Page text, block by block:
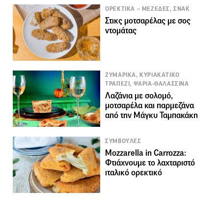
ΟΡΕΚΤΙΚΑ – ΜΕΖΕΔΕΣ, ΣΝΑΚ
Στικς μοτσαρέλας με σος
ντομάτας
ΖΥΜΑΡΙΚΑ, ΚΥΡΙΑΚΑΤΙΚΟ
ΤΡΑΠΕΖΙ, ΨΑΡΙΑ-ΘΑΛΑΣΣΙΝΑ
Λαζάνια με σολομό,
μοτσαρέλα και παρμεζάνα
από την Μάγκυ Ταμπακάκη
ΣΥΜΒΟΥΛΕΣ
Mozzarella in Carrozza:
Φτιάχνουμε το λαχταριστό
ιταλικό ορεκτικό